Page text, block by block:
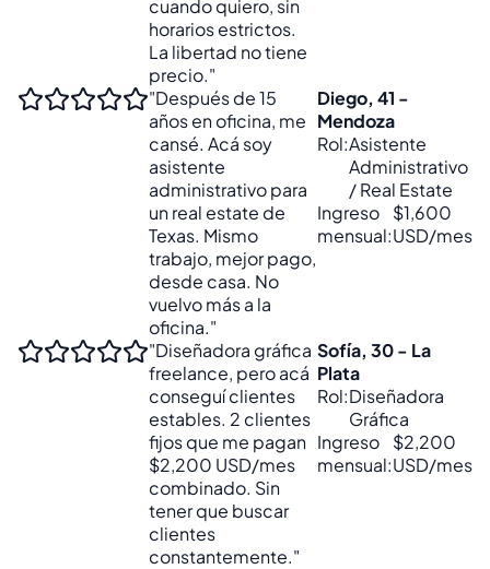
cuando quiero, sin
horarios estrictos.
La libertad no tiene
precio."
"Después de 15
años en oficina, me
cansé. Acá soy
asistente
administrativo para
un real estate de
Texas. Mismo
trabajo, mejor pago,
desde casa. No
vuelvo más a la
oficina."
Diego, 41 -
Mendoza
Rol:Asistente
Administrativo
/ Real Estate
Ingreso
mensual:
$1,600
USD/mes
"Diseñadora gráfica
freelance, pero acá
conseguí clientes
estables. 2 clientes
fijos que me pagan
$2,200 USD/mes
combinado. Sin
tener que buscar
clientes
constantemente."
Sofía, 30 - La
Plata
Rol:Diseñadora
Gráfica
Ingreso
mensual:
$2,200
USD/mes